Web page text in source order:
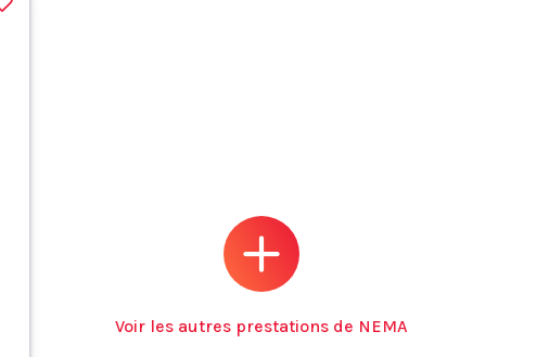
Voir les autres prestations de NEMA